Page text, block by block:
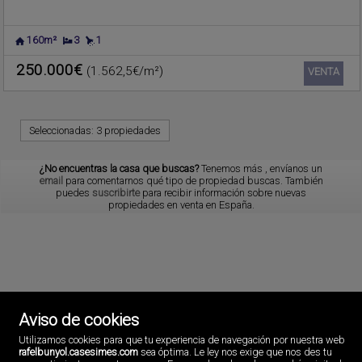
Ref.. CIMR-545389
160m² 3 1
250.000€ (1.562,5€/m²) VENTA
Seleccionadas: 3 propiedades
¿No encuentras la casa que buscas?Tenemos más
, envíanos un
email para comentarnos qué tipo de propiedad buscas. También
puedes suscribirtepara recibir información sobre nuevas
propiedades en venta en España.
Aviso de cookies
Utilizamos cookies para que tu experiencia de navegación por nuestra web
rafelbunyol.casesimes.comsea óptima. Le ley nos exige que nos des tu